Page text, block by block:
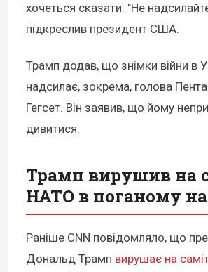
хочеться сказати: "Не
підкреслив президент США.
Трамп додав, що знімки війни в
надсилає, зокрема, голова
Гегсет. Він заявив, що йому
дивитися.
Трамп вирушив на
НАТО в поганому
Раніше CNN повідомляло, що
Дональд Трамп вирушає на